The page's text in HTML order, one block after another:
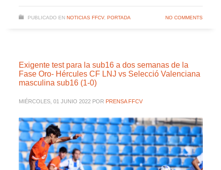
PUBLICADO EN NOTICIAS FFCV, PORTADA NO COMMENTS
Exigente test para la sub16 a dos semanas de la
Fase Oro- Hércules CF LNJ vs Selecció Valenciana
masculina sub16 (1-0)
MIÉRCOLES, 01 JUNIO 2022 POR PRENSA FFCV